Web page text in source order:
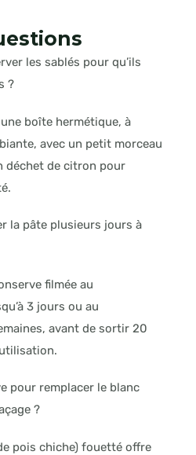
les sablés pour qu’ils
?
boîte hermétique, à
avec un petit morceau
déchet de citron pour
la pâte plusieurs jours à
filmée au
3 jours ou au
avant de sortir 20
pour remplacer le blanc
?
pois chiche) fouetté offre